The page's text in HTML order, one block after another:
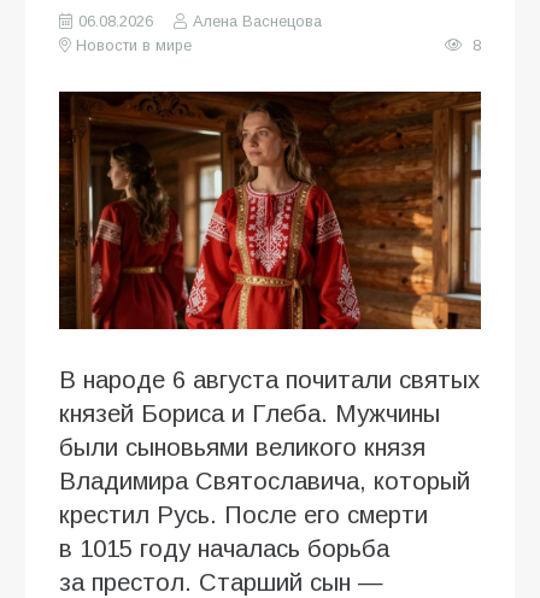
06.08.2026
Алена Васнецова
Новости в мире
8
В народе 6 августа почитали святых
князей Бориса и Глеба. Мужчины
были сыновьями великого князя
Владимира Святославича, который
крестил Русь. После его смерти
в 1015 году началась борьба
за престол. Старший сын —